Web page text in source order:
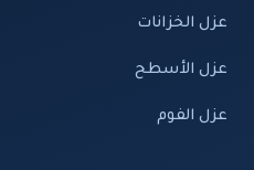
عزل الخزانات
عزل الأسطح
عزل الفوم